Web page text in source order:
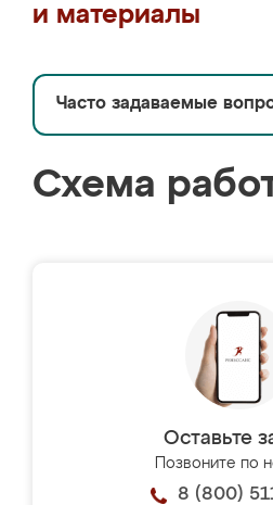
и материалы
Часто задаваемые
Схема
Оставьте
Позвоните по
8 (800)